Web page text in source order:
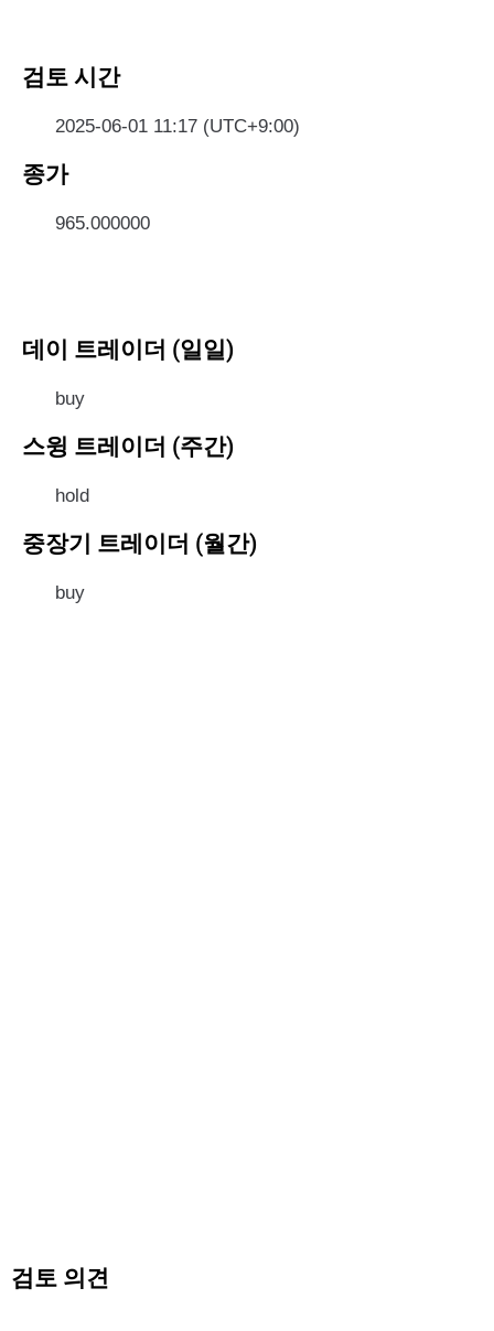
검토 시간
2025-06-01 11:17 (UTC+9:00)
종가
965.000000
데이 트레이더 (일일)
buy
스윙 트레이더 (주간)
hold
중장기 트레이더 (월간)
buy
검토 의견